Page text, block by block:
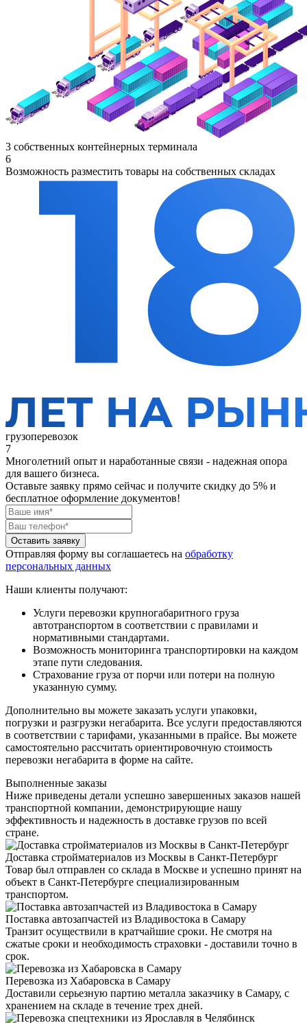
3 собственных контейнерных терминала
6
Возможность разместить товары на собственных складах
грузоперевозок
7
Многолетний опыт и наработанные связи - надежная опора
для вашего бизнеса.
Оставьте заявку прямо сейчас и получите скидку до 5% и
бесплатное оформление документов!
Оставить заявку
Отправляя форму вы соглашаетесь на обработку
персональных данных
Наши клиенты получают:
Услуги перевозки крупногабаритного груза
автотранспортом в соответствии с правилами и
нормативными стандартами.
Возможность мониторинга транспортировки на каждом
этапе пути следования.
Страхование груза от порчи или потери на полную
указанную сумму.
Дополнительно вы можете заказать услуги упаковки,
погрузки и разгрузки негабарита. Все услуги предоставляются
в соответствии с тарифами, указанными в прайсе. Вы можете
самостоятельно рассчитать ориентировочную стоимость
перевозки негабарита в форме на сайте.
Выполненные заказы
Ниже приведены детали успешно завершенных заказов нашей
транспортной компании, демонстрирующие нашу
эффективность и надежность в доставке грузов по всей
стране.
Доставка стройматериалов из Москвы в Санкт-Петербург
Товар был отправлен со склада в Москве и успешно принят на
объект в Санкт-Петербурге специализированным
транспортом.
Поставка автозапчастей из Владивостока в Самару
Транзит осуществили в кратчайшие сроки. Не смотря на
сжатые сроки и необходимость страховки - доставили точно в
срок.
Перевозка из Хабаровска в Самару
Доставили серьезную партию металла заказчику в Самару, с
хранением на складе в течение трех дней.